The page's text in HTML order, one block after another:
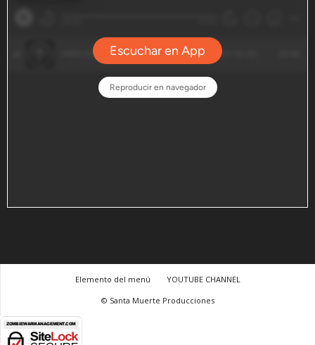
Elemento del menú
YOUTUBE CHANNEL
© Santa Muerte Producciones